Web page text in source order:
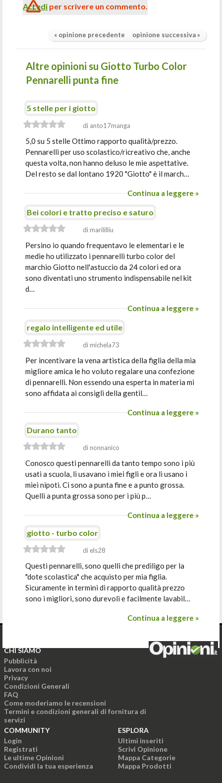
Accedi per scrivere un commento.
« opinione precedente opinione successiva »
Altre opinioni su Giotto Turbo Color
Pennarelli punta fine
5 stelle per i giotto
di anto17manga
5,0 su 5 stelle Ottimo rapporto qualità/prezzo.
Pennarelli per uso scolastico/ricreativo che, anche
questa volta, non hanno deluso le mie aspettative.
Del resto se dal lontano 1920 "Giotto" è il march…
Continua a leggere »
Bei colori e tratto preciso e saturo
di marililliu
Persino io quando frequentavo le elementari e le
medie ho utilizzato i pennarelli turbo color del
marchio Giotto nell'astuccio da 24 colori ed ora
sono diventati uno strumento indispensabile nel kit
d…
Continua a leggere »
regalo intelligente ed utile
di michela73
Per incentivare la vena artistica della figlia della mia
migliore amica le ho voluto regalare una confezione
di pennarelli. Non essendo una esperta in materia mi
sono affidata ai consigli della gentil…
Continua a leggere »
Durano tanto
di nonnanico
Conosco questi pennarelli da tanto tempo sono i più
usati a scuola, li usavano i miei figli e ora li usano i
miei nipoti. Ci sono a punta fine e a punto grossa.
Quelli a punta grossa sono per i più p…
Continua a leggere »
giotto - turbo color
di els28
Questi pennarelli, sono quelli che prediligo per la
"dote scolastica" che acquisto per mia figlia.
Sicuramente in termini di rapporto qualità prezzo
sono i migliori, sono durevoli e facilmente lavabil…
Continua a leggere »
CHI SIAMO
Pubblicità
Lavora con noi
Privacy
Condizioni Generali
FAQ
Come moderiamo le recensioni
Termini e condizioni generali di fornitura di
servizi
COMMUNITY
Login
Registrati
Le ultime Opinioni
Condividi la tua esperienza
ESPLORA
Ultimi inseriti
Scrivi Opinione
Mappa Categorie
Mappa Prodotti